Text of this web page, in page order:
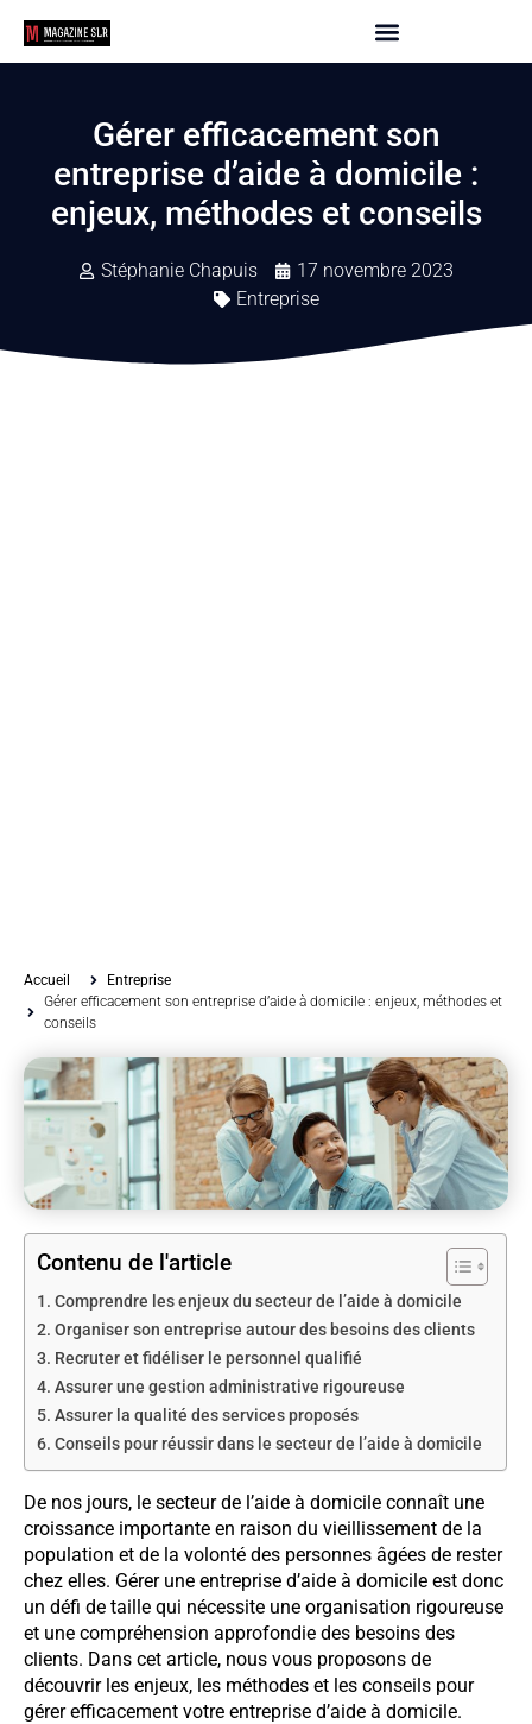
Gérer efficacement son
entreprise d’aide à domicile :
enjeux, méthodes et conseils
Stéphanie Chapuis
17 novembre 2023
Entreprise
Accueil
Entreprise
Gérer efficacement son entreprise d’aide à domicile : enjeux, méthodes et
conseils
Contenu de l'article
Comprendre les enjeux du secteur de l’aide à domicile
Organiser son entreprise autour des besoins des clients
Recruter et fidéliser le personnel qualifié
Assurer une gestion administrative rigoureuse
Assurer la qualité des services proposés
Conseils pour réussir dans le secteur de l’aide à domicile
De nos jours, le secteur de l’aide à domicile connaît une
croissance importante en raison du vieillissement de la
population et de la volonté des personnes âgées de rester
chez elles. Gérer une entreprise d’aide à domicile est donc
un défi de taille qui nécessite une organisation rigoureuse
et une compréhension approfondie des besoins des
clients. Dans cet article, nous vous proposons de
découvrir les enjeux, les méthodes et les conseils pour
gérer efficacement votre entreprise d’aide à domicile.